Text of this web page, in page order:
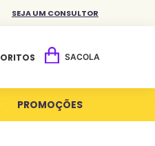
SEJA UM CONSULTOR
PROMOÇÕES